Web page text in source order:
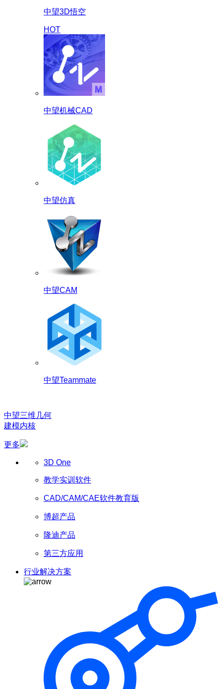
中望3D悟空
HOT
中望机械CAD
中望仿真
中望CAM
中望Teammate
中望三维几何
建模内核
更多
3D One
教学实训软件
CAD/CAM/CAE软件教育版
博超产品
隆迪产品
第三方应用
行业解决方案